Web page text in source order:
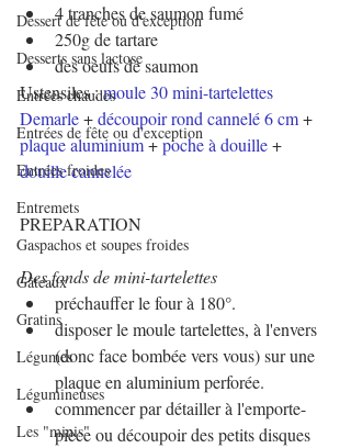
Dessert de fête ou d'exception
Desserts sans lactose
Entrées chaudes
Entrées de fête ou d'exception
Entrées froides
Entremets
Gaspachos et soupes froides
Gâteaux
Gratins
Légumes
Légumineuses
Les "minis"
4 tranches de saumon fumé
250g de tartare
des oeufs de saumon
Ustensiles : moule 30 mini-tartelettes
Demarle + découpoir rond cannelé 6 cm +
plaque aluminium + poche à douille +
douille cannelée
PREPARATION
Des fonds de mini-tartelettes
préchauffer le four à 180°.
disposer le moule tartelettes, à l'envers
(donc face bombée vers vous) sur une
plaque en aluminium perforée.
commencer par détailler à l'emporte-
pièce ou découpoir des petits disques